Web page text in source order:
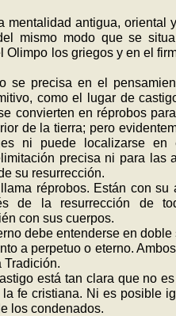
antigua, oriental
mismo modo que se
Olimpo los griegos y en el
precisa en el
como el lugar de
con­vierten en réprobos
de la tierra; pero
ni puede localizarse en
precisa ni para las
su resurrección.
réprobos. Están con su
de la resurrección de
con sus cuerpos.
debe entenderse en doble
a perpetuo o eterno.
Tradición.
está tan clara que no
fe cristiana. Ni es posible
los condenados.